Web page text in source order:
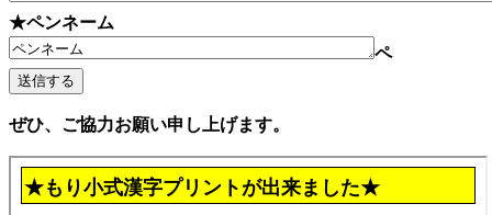
★ペンネーム
ペ
ぜひ、ご協力お願い申し上げます。